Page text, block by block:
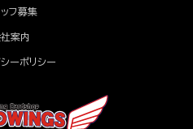
ッフ募集
案内
ーポリシー